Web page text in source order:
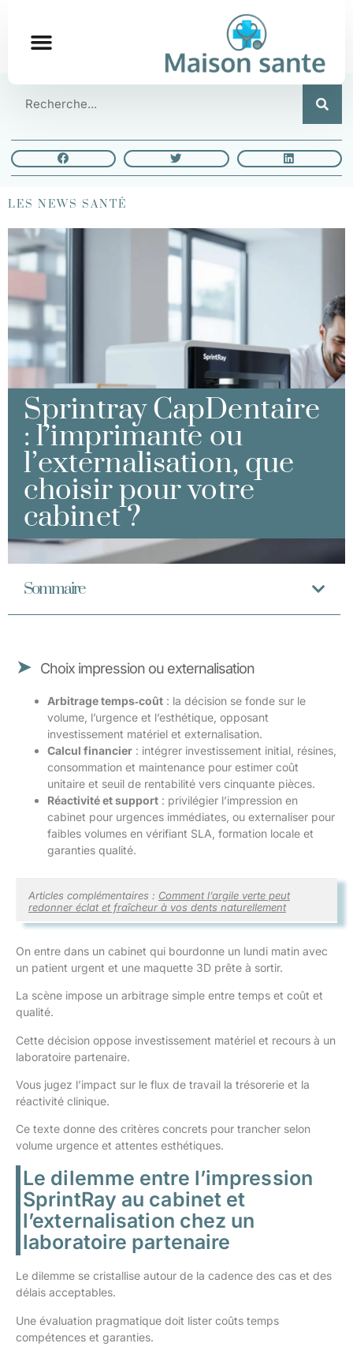
LES NEWS SANTÉ
Sprintray CapDentaire
: l’imprimante ou
l’externalisation, que
choisir pour votre
cabinet ?
Sommaire
Choix impression ou externalisation
Arbitrage temps‑coût : la décision se fonde sur le
volume, l’urgence et l’esthétique, opposant
investissement matériel et externalisation.
Calcul financier : intégrer investissement initial, résines,
consommation et maintenance pour estimer coût
unitaire et seuil de rentabilité vers cinquante pièces.
Réactivité et support : privilégier l’impression en
cabinet pour urgences immédiates, ou externaliser pour
faibles volumes en vérifiant SLA, formation locale et
garanties qualité.
Articles complémentaires : Comment l’argile verte peut
redonner éclat et fraîcheur à vos dents naturellement
On entre dans un cabinet qui bourdonne un lundi matin avec
un patient urgent et une maquette 3D prête à sortir.
La scène impose un arbitrage simple entre temps et coût et
qualité.
Cette décision oppose investissement matériel et recours à un
laboratoire partenaire.
Vous jugez l’impact sur le flux de travail la trésorerie et la
réactivité clinique.
Ce texte donne des critères concrets pour trancher selon
volume urgence et attentes esthétiques.
Le dilemme entre l’impression
SprintRay au cabinet et
l’externalisation chez un
laboratoire partenaire
Le dilemme se cristallise autour de la cadence des cas et des
délais acceptables.
Une évaluation pragmatique doit lister coûts temps
compétences et garanties.